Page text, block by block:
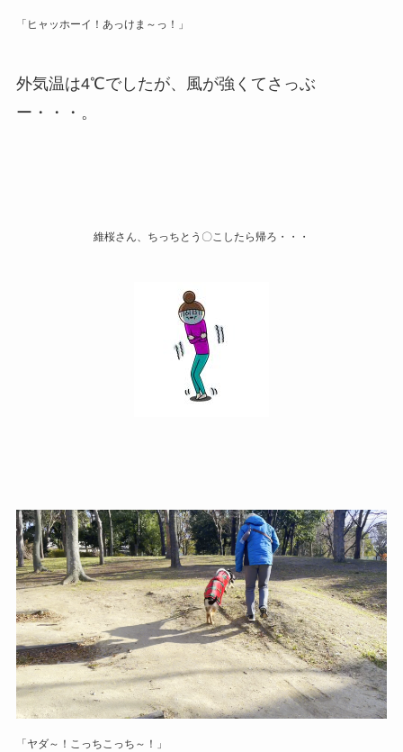
「ヒャッホーイ！あっけま～っ！」
外気温は4℃でしたが、風が強くてさっぶ
ー・・・。
維桜さん、ちっちとう〇こしたら帰ろ・・・
「ヤダ～！こっちこっち～！」